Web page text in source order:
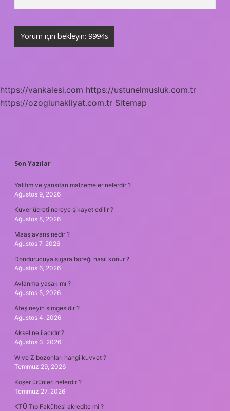
https://vankalesi.com https://ustunelmusluk.com.tr
https://ozoglunakliyat.com.tr Sitemap
SIDEBAR
Son Yazılar
Yalıtım ve yansıtan malzemeler nelerdir ?
Ağustos 9, 2026
Kuver ücreti nereye şikayet edilir ?
Ağustos 8, 2026
Maaş avans nedir ?
Ağustos 7, 2026
Dondurucuya sigara böreği nasıl konur ?
Ağustos 6, 2026
Avlanma yasak mı ?
Ağustos 5, 2026
Ateş neyin simgesidir ?
Ağustos 4, 2026
Aksel ne ilacıdır ?
Ağustos 3, 2026
W ve Z bozonları hangi kuvvet ?
Temmuz 29, 2026
Koşer ürünleri nelerdir ?
Temmuz 27, 2026
KTÜ Tıp Fakültesi akredite mi ?